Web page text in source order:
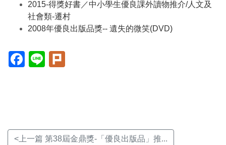
2015-得獎好書／中小學生優良課外讀物推介/人文及
社會類-遷村
2008年優良出版品獎-- 遺失的微笑(DVD)
Facebook(另
開
Line(另
開
<上一篇 第38屆金鼎獎-「優良出版品」推...